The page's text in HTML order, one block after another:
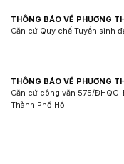
THÔNG BÁO VỀ PHƯƠNG
Căn cứ Quy chế Tuyển sinh
THÔNG BÁO VỀ PHƯƠNG
Căn cứ công văn 575/
Thành Phố Hồ